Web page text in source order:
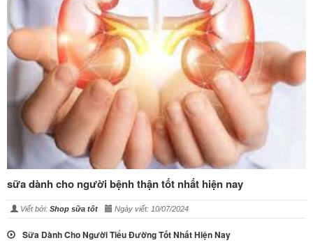
sữa dành cho người bệnh thận tốt nhất hiện nay
Viết bởi: Shop sữa tốt Ngày viết: 10/07/2024
Sữa Dành Cho Người Tiểu Đường Tốt Nhất Hiện Nay